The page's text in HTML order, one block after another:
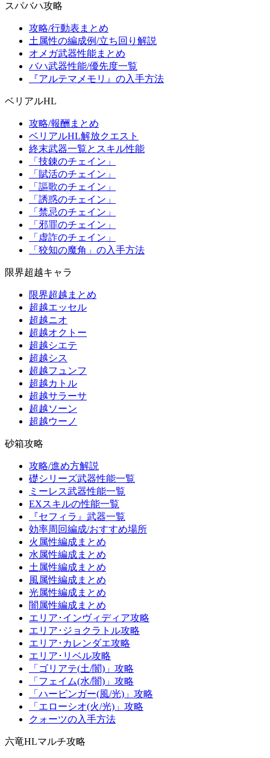
スパバハ攻略
攻略/行動表まとめ
土属性の編成例/立ち回り解説
オメガ武器性能まとめ
バハ武器性能/優先度一覧
『アルテマメモリ』の入手方法
ベリアルHL
攻略/報酬まとめ
ベリアルHL解放クエスト
終末武器一覧とスキル性能
「技錬のチェイン」
「賦活のチェイン」
「謳歌のチェイン」
「誘惑のチェイン」
「禁忌のチェイン」
「邪罪のチェイン」
「虚詐のチェイン」
「狡知の魔角」の入手方法
限界超越キャラ
限界超越まとめ
超越エッセル
超越ニオ
超越オクトー
超越シエテ
超越シス
超越フュンフ
超越カトル
超越サラーサ
超越ソーン
超越ウーノ
砂箱攻略
攻略/進め方解説
礎シリーズ武器性能一覧
ミーレス武器性能一覧
EXスキルの性能一覧
『セフィラ』武器一覧
効率周回編成/おすすめ場所
火属性編成まとめ
水属性編成まとめ
土属性編成まとめ
風属性編成まとめ
光属性編成まとめ
闇属性編成まとめ
エリア･インヴィディア攻略
エリア･ジョクラトル攻略
エリア･カレンダエ攻略
エリア･リベル攻略
「ゴリアテ(土/闇)」攻略
「フェイム(水/闇)」攻略
「ハービンガー(風/光)」攻略
「エローシオ(火/光)」攻略
クォーツの入手方法
六竜HLマルチ攻略